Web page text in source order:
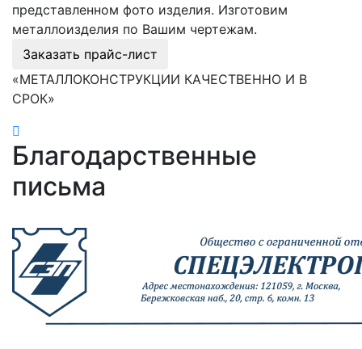
представленном фото изделия. Изготовим
металлоизделия по Вашим чертежам.
Заказать прайс-лист
«МЕТАЛЛОКОНСТРУКЦИИ КАЧЕСТВЕННО И В
СРОК»
Благодарственные
письма